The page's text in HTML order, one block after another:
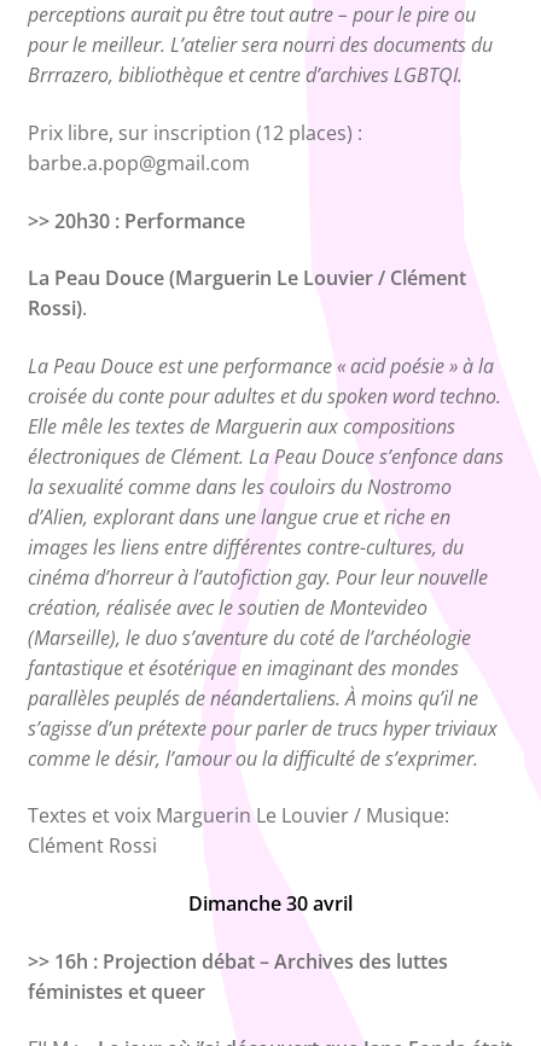
perceptions aurait pu être tout autre – pour le pire ou
pour le meilleur. L’atelier sera nourri des documents du
Brrrazero, bibliothèque et centre d’archives LGBTQI.
Prix libre, sur inscription (12 places) :
barbe.a.pop@gmail.com
>> 20h30 : Performance
La Peau Douce (Marguerin Le Louvier / Clément
Rossi).
La Peau Douce est une performance « acid poésie » à la
croisée du conte pour adultes et du spoken word techno.
Elle mêle les textes de Marguerin aux compositions
électroniques de Clément. La Peau Douce s’enfonce dans
la sexualité comme dans les couloirs du Nostromo
d’Alien, explorant dans une langue crue et riche en
images les liens entre différentes contre-cultures, du
cinéma d’horreur à l’autofiction gay. Pour leur nouvelle
création, réalisée avec le soutien de Montevideo
(Marseille), le duo s’aventure du coté de l’archéologie
fantastique et ésotérique en imaginant des mondes
parallèles peuplés de néandertaliens. À moins qu’il ne
s’agisse d’un prétexte pour parler de trucs hyper triviaux
comme le désir, l’amour ou la difficulté de s’exprimer.
Textes et voix Marguerin Le Louvier / Musique:
Clément Rossi
Dimanche 30 avril
>> 16h : Projection débat – Archives des luttes
féministes et queer